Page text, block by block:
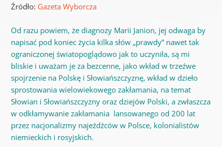
Źródło: Gazeta Wyborcza
Od razu powiem, że diagnozy Marii Janion, jej odwaga by
napisać pod koniec życia kilka słów „prawdy” nawet tak
ograniczonej światopoglądowo jak to uczyniła, są mi
bliskie i uważam je za bezcenne, jako wkład w trzeźwe
spojrzenie na Polskę i Słowiańszczyznę, wkład w dzieło
sprostowania wielowiekowego zakłamania, na temat
Słowian i Słowiańszczyzny oraz dziejów Polski, a zwłaszcza
w odkłamywanie zakłamania lansowanego od 200 lat
przez nacjonalizmy najeźdźców w Polsce, kolonialistów
niemieckich i rosyjskich.